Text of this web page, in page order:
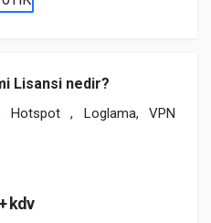
Lisansi nedir?
Hotspot , Loglama, VPN
kdv